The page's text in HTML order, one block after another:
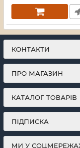
Артикул:46_19225
КОНТАКТИ
ПРО МАГАЗИН
КАТАЛОГ ТОВАРІВ
ПІДПИСКА
МИ У